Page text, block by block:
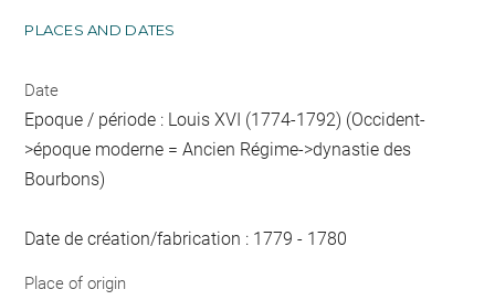
PLACES AND DATES
Date
Epoque / période : Louis XVI (1774-1792) (Occident-
>époque moderne = Ancien Régime->dynastie des
Bourbons)
Date de création/fabrication : 1779 - 1780
Place of origin